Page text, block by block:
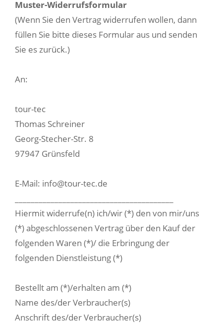
Muster-Widerrufsformular
(Wenn Sie den Vertrag widerrufen wollen, dann
füllen Sie bitte dieses Formular aus und senden
Sie es zurück.)
An:
tour-tec
Thomas Schreiner
Georg-Stecher-Str. 8
97947 Grünsfeld
E-Mail: info@tour-tec.de
Hiermit widerrufe(n) ich/wir (*) den von mir/uns
(*) abgeschlossenen Vertrag über den Kauf der
folgenden Waren (*)/ die Erbringung der
folgenden Dienstleistung (*)
Bestellt am (*)/erhalten am (*)
Name des/der Verbraucher(s)
Anschrift des/der Verbraucher(s)